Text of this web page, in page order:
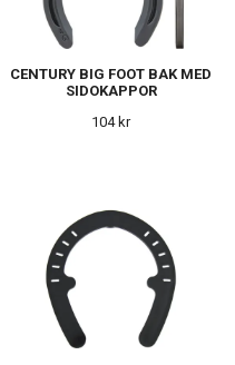
CENTURY BIG FOOT BAK MED
SIDOKAPPOR
104 kr